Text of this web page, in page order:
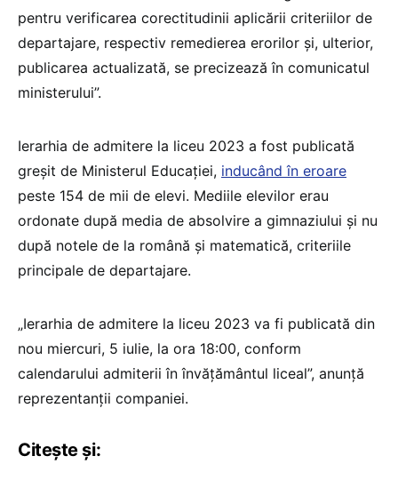
pentru verificarea corectitudinii aplicării criteriilor de
departajare, respectiv remedierea erorilor și, ulterior,
publicarea actualizată, se precizează în comunicatul
ministerului”.
Ierarhia de admitere la liceu 2023 a fost publicată
greșit de Ministerul Educației, inducând în eroare
peste 154 de mii de elevi. Mediile elevilor erau
ordonate după media de absolvire a gimnaziului și nu
după notele de la română și matematică, criteriile
principale de departajare.
„Ierarhia de admitere la liceu 2023 va fi publicată din
nou miercuri, 5 iulie, la ora 18:00, conform
calendarului admiterii în învățământul liceal”, anunță
reprezentanții companiei.
Citește și: